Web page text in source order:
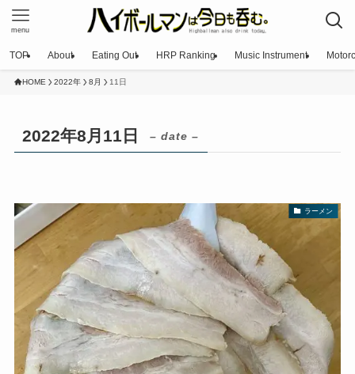
menu
TOP About Eating Out HRP Ranking Music Instrument
HOME 2022年 8月 11日
2022年8月11日 – date –
ラーメン